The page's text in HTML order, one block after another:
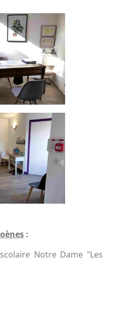
:
Notre Dame "Les